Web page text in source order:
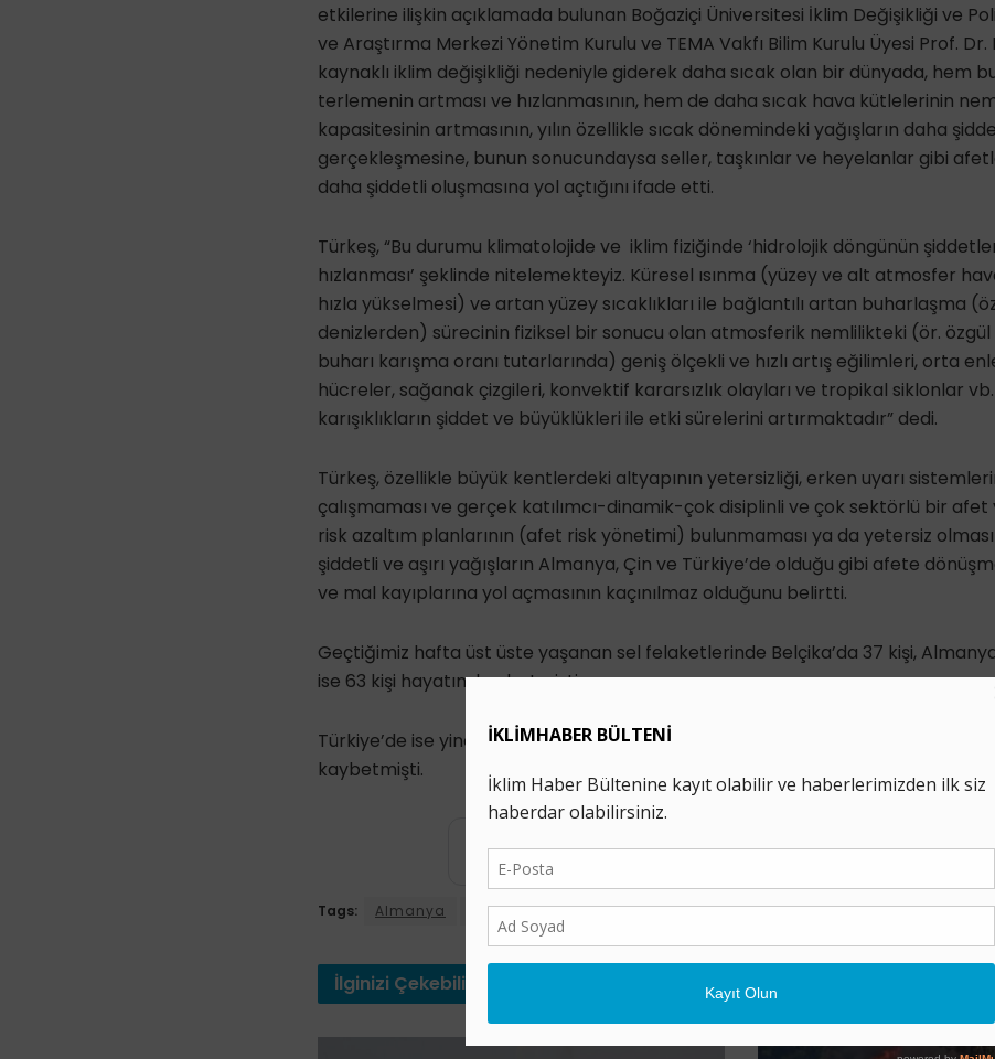
etkilerine ilişkin açıklamada bulunan Boğaziçi Üniversitesi İklim Değişikliği ve
ve Araştırma Merkezi Yönetim Kurulu ve TEMA Vakfı Bilim Kurulu Üyesi Prof.
kaynaklı iklim değişikliği nedeniyle giderek daha sıcak olan bir dünyada, hem
terlemenin artması ve hızlanmasının, hem de daha sıcak hava kütlelerinin
kapasitesinin artmasının, yılın özellikle sıcak dönemindeki yağışların daha
gerçekleşmesine, bunun sonucundaysa seller, taşkınlar ve heyelanlar gibi
daha şiddetli oluşmasına yol açtığını ifade etti.
Türkeş, “Bu durumu klimatolojide ve iklim fiziğinde ‘hidrolojik döngünün
hızlanması’ şeklinde nitelemekteyiz. Küresel ısınma (yüzey ve alt atmosfer
hızla yükselmesi) ve artan yüzey sıcaklıkları ile bağlantılı artan buharlaşma
denizlerden) sürecinin fiziksel bir sonucu olan atmosferik nemlilikteki (ör. özgül
buharı karışma oranı tutarlarında) geniş ölçekli ve hızlı artış eğilimleri, orta
hücreler, sağanak çizgileri, konvektif kararsızlık olayları ve tropikal siklonlar
karışıklıkların şiddet ve büyüklükleri ile etki sürelerini artırmaktadır” dedi.
Türkeş, özellikle büyük kentlerdeki altyapının yetersizliği, erken uyarı
çalışmaması ve gerçek katılımcı-dinamik-çok disiplinli ve çok sektörlü bir
risk azaltım planlarının (afet risk yönetimi) bulunmaması ya da yetersiz
şiddetli ve aşırı yağışların Almanya, Çin ve Türkiye’de olduğu gibi afete
ve mal kayıplarına yol açmasının kaçınılmaz olduğunu belirtti.
Geçtiğimiz hafta üst üste yaşanan sel felaketlerinde Belçika’da 37 kişi,
ise 63 kişi hayatını kaybetmişti.
Türkiye’de ise yine geçtiğimiz hafta Rize’de altı, Artvin’de de dört kişi sel
kaybetmişti.
İklim Haber'i Google'da tercih edilen kaynak olarak
Tags: Almanya Artvin Murat Türkeş rize şiddetli yağış
İlginizi Çekebilir